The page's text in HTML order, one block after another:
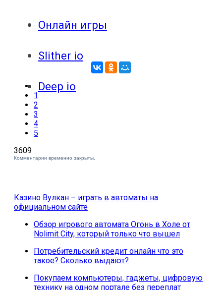
Онлайн игры
Slither io
Deep io
1
2
3
4
5
3609
Комментарии временно закрыты.
Казино Вулкан – играть в автоматы на
официальном сайте
Обзор игрового автомата Огонь в Холе от
Nolimit City, который только что вышел
Потребительский кредит онлайн что это
такое? Сколько выдают?
Покупаем компьютеры, гаджеты, цифровую
технику на одном портале без переплат